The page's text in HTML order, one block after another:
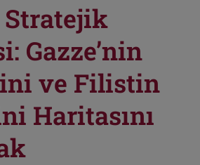
Stratejik
Gazze’nin
ve Filistin
Haritasını